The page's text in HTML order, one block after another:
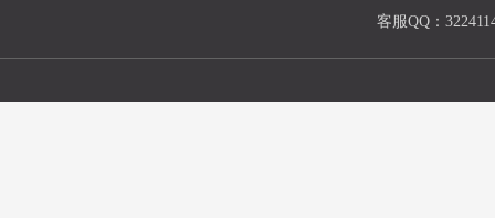
客服QQ：